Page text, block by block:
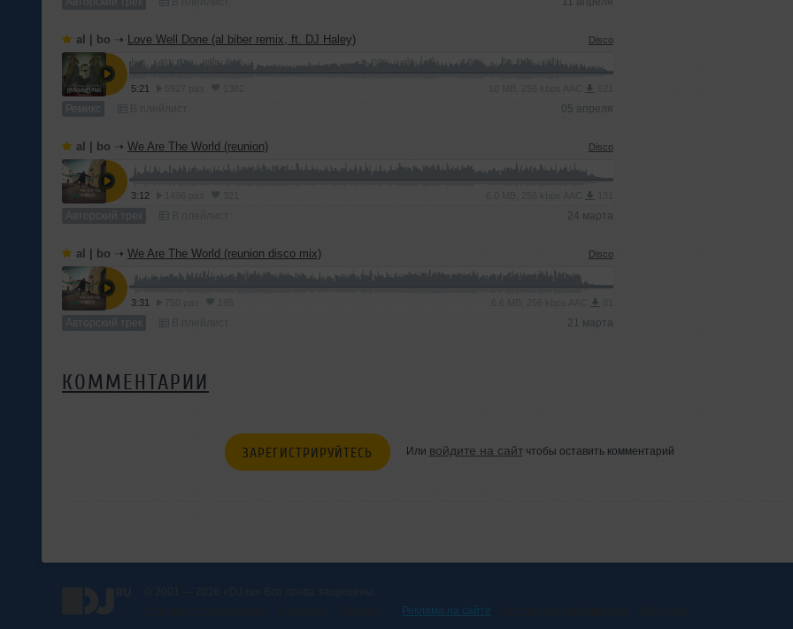
al | bo ➝ Love Well Done (al biber remix, ft. DJ Haley) Disco
5:21
Ремикс 05 апреля
al | bo ➝ We Are The World (reunion) Disco
3:12
Авторский трек 24 марта
al | bo ➝ We Are The World (reunion disco mix) Disco
3:31
Авторский трек 21 марта
КОММЕНТАРИИ
ЗАРЕГИСТРИРУЙТЕСЬ Или войдите на сайтчтобы оставить комментарий
Реклама на сайте